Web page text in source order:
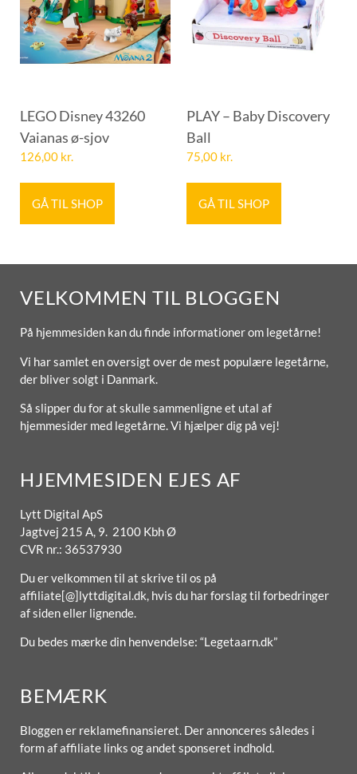
LEGO Disney 43260
Vaianas ø-sjov
126,00 kr.
GÅ TIL SHOP
PLAY – Baby Discovery
Ball
75,00 kr.
GÅ TIL SHOP
VELKOMMEN TIL BLOGGEN
På hjemmesiden kan du finde informationer om legetårne!
Vi har samlet en oversigt over de mest populære legetårne,
der bliver solgt i Danmark.
Så slipper du for at skulle sammenligne et utal af
hjemmesider med legetårne. Vi hjælper dig på vej!
HJEMMESIDEN EJES AF
Lytt Digital ApS
Jagtvej 215 A, 9. 2100 Kbh Ø
CVR nr.: 36537930
Du er velkommen til at skrive til os på
affiliate[@]lyttdigital.dk, hvis du har forslag til forbedringer
af siden eller lignende.
Du bedes mærke din henvendelse: “Legetaarn.dk”
BEMÆRK
Bloggen er reklamefinansieret. Der annonceres således i
form af affiliate links og andet sponseret indhold.